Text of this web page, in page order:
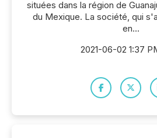
situées dans la région de
du Mexique. La société, qui
en...
2021-06-02 1:37